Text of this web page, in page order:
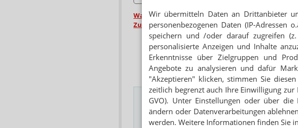
Wir übermitteln Daten an Drittanbieter
personenbezogenen Daten (IP-
speichern und /oder darauf zugreifen
personalisierte Anzeigen und Inhalte
Erkenntnisse über Zielgruppen und
Angebote zu analysieren und dafür
"Akzeptieren" klicken, stimmen Sie
zeitlich begrenzt auch Ihre Einwilligung
GVO). Unter Einstellungen oder über die
ändern oder Datenverarbeitungen
werden. Weitere Informationen finden Sie
Euro ab 1. Januar kommenden Jahres geeinigt.
Gesetzgebung Gesundheitspolitik
Apothekenreform
Was ist APOTHEKE ADHOC plus?
Zu den FAQ »
NEWSLETTER
Das Wichtigste des Tages direkt in Ihr